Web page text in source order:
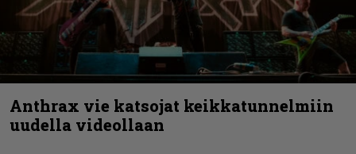
Anthrax vie katsojat keikkatunnelmiin
uudella videollaan